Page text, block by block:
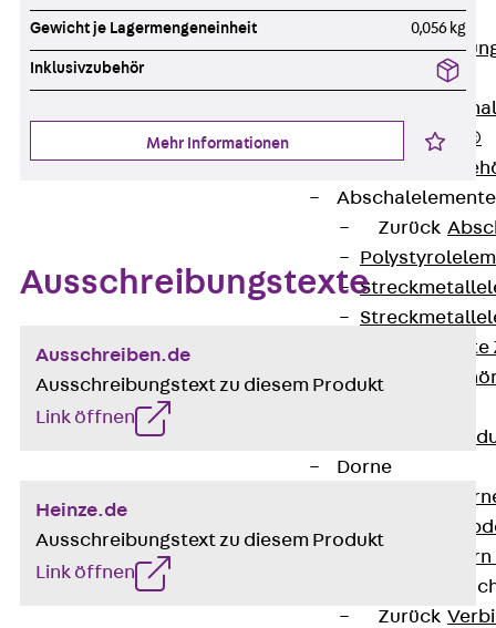
Zurück
Schalrohre
RAPIDOBAT®
Schalrohre
Zurück
Dorne
Querkraftdorn
Zurück
Gewicht je Lagermengeneinheit 0,056 kg
Inklusivzubehör
Mehr Informationen
Ausschreibungstexte
Ausschreiben.de
Ausschreibungstext zu diesem Produkt
Link öffnen
Heinze.de
Ausschreibungstext zu diesem Produkt
Link öffnen